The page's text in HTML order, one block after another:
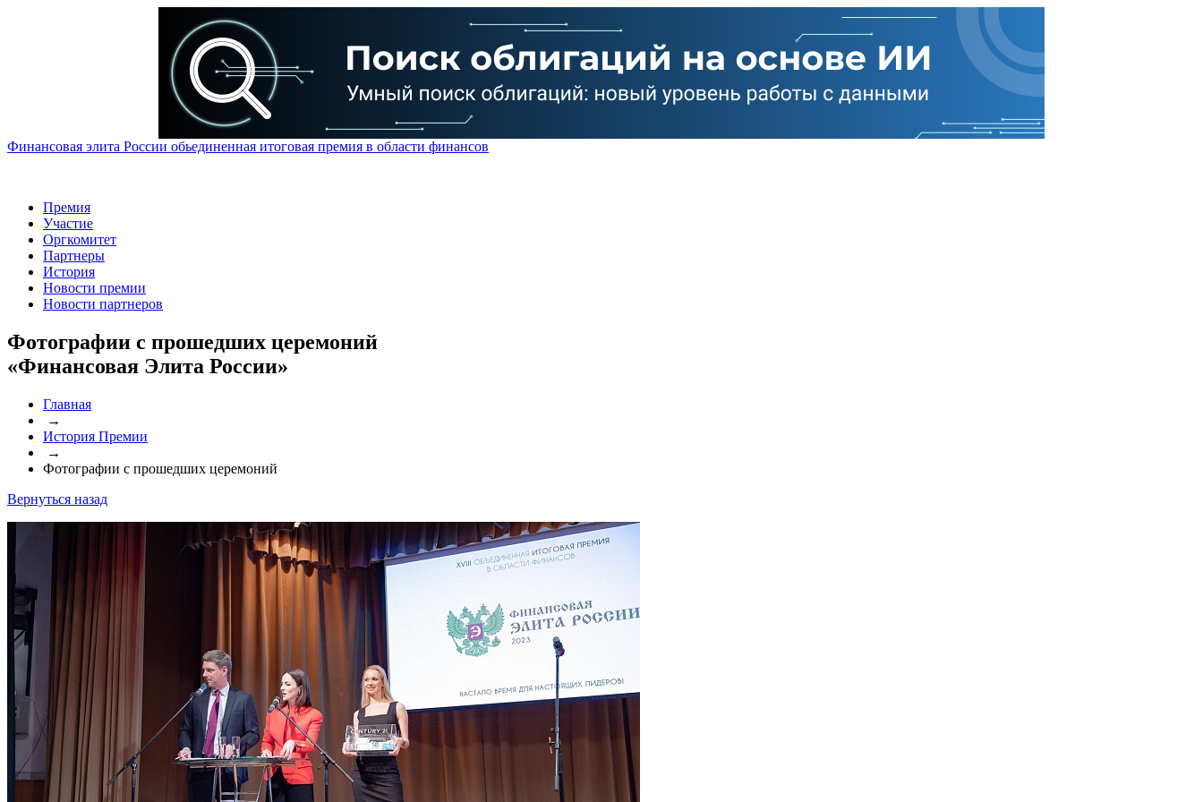
Финансовая элита России обьединенная итоговая премия в области финансов
Премия
Участие
Оргкомитет
Партнеры
История
Новости премии
Новости партнеров
Фотографии с прошедших церемоний
«Финансовая Элита России»
Главная
→
История Премии
→
Фотографии с прошедших церемоний
Вернуться назад